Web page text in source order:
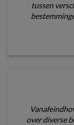
tussen
over diverse